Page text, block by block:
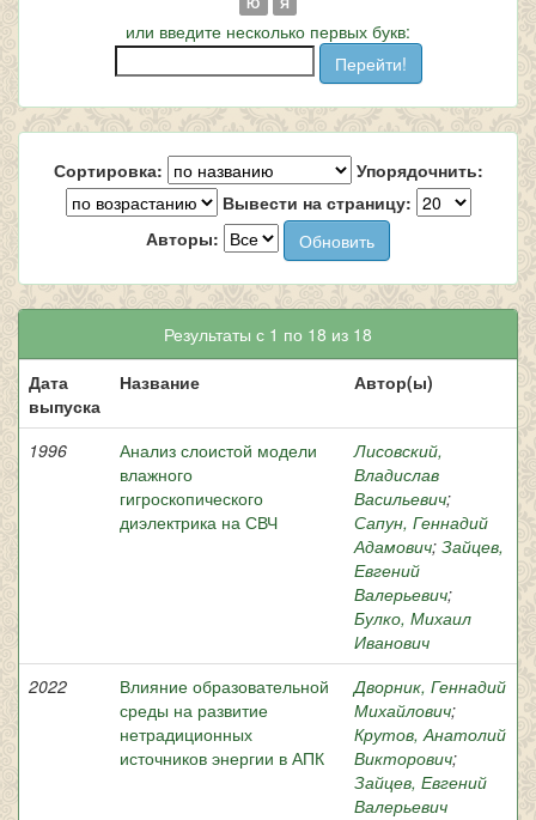
или введите несколько первых букв:
Сортировка:
Упорядочнить:
Вывести на страницу:
Авторы:
Результаты с 1 по 18 из 18
Дата
выпуска
Название Автор(ы)
1996
Анализ слоистой модели
влажного
гигроскопического
диэлектрика на СВЧ
Лисовский,
Владислав
Васильевич;
Сапун, Геннадий
Адамович; Зайцев,
Евгений
Валерьевич;
Булко, Михаил
Иванович
2022
Влияние образовательной
среды на развитие
нетрадиционных
источников энергии в АПК
Дворник, Геннадий
Михайлович;
Крутов, Анатолий
Викторович;
Зайцев, Евгений
Валерьевич